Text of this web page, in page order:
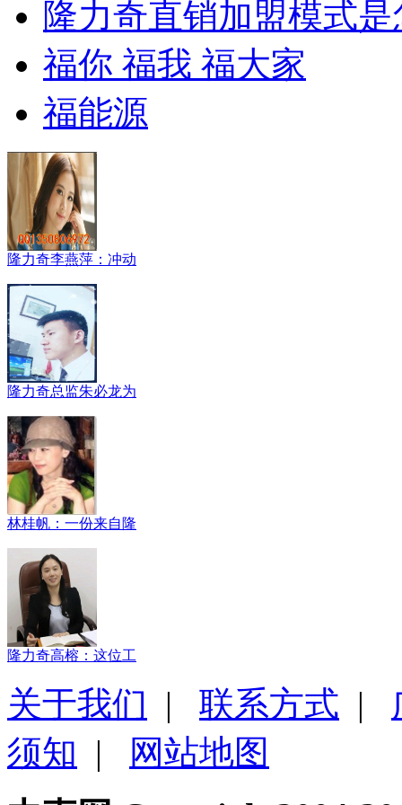
隆力奇直销加盟模式
福你 福我 福大家
福能源
隆力奇李燕萍：冲动
隆力奇总监朱必龙为
林桂帆：一份来自隆
隆力奇高榕：这位工
关于我们 | 联系方式 |
须知 |
网站地图